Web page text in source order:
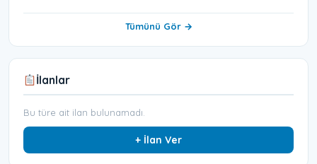
Tümünü Gör →
İlanlar
Bu türe ait ilan bulunamadı.
+ İlan Ver